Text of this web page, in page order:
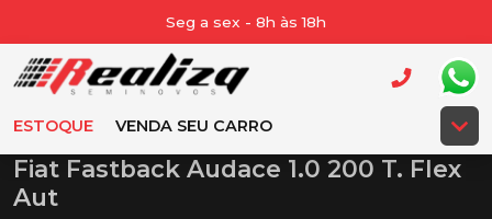
Seg a sex - 8h às 18h
ESTOQUE VENDA SEU CARRO
Fiat Fastback Audace 1.0 200 T. Flex
Aut